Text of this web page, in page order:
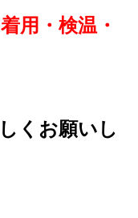
用 ・検温・
くお願いし